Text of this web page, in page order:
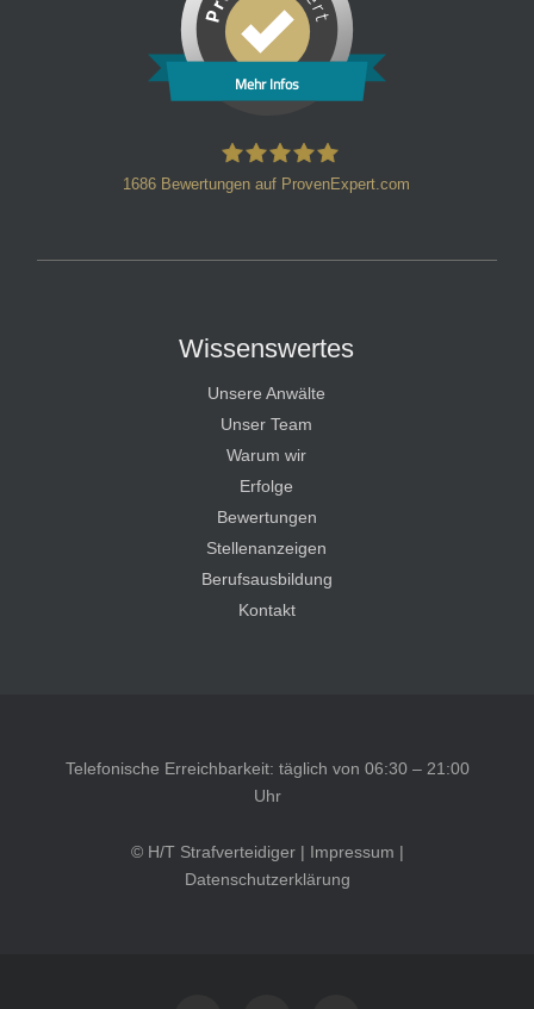
Mehr Infos
1686 Bewertungen auf ProvenExpert.com
Wissenswertes
Unsere Anwälte
Unser Team
Warum wir
Erfolge
Bewertungen
Stellenanzeigen
Berufsausbildung
Kontakt
Telefonische Erreichbarkeit: täglich von 06:30 – 21:00
Uhr
© H/T Strafverteidiger | Impressum |
Datenschutzerklärung